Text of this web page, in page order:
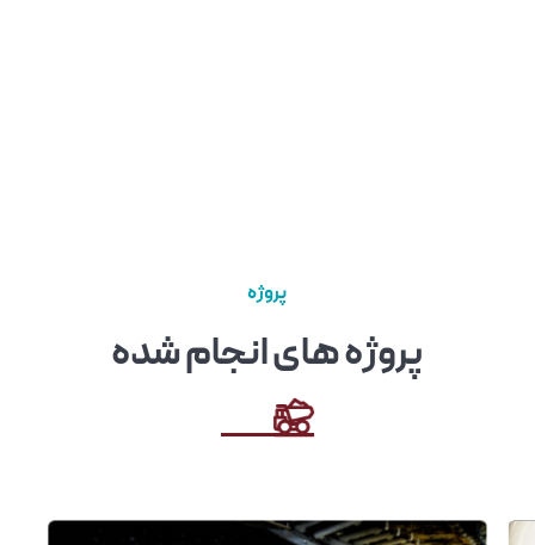
پروژه
پروژه های انجام شده